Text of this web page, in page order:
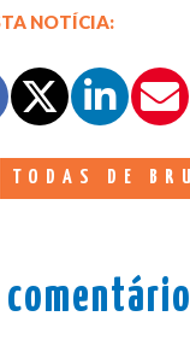
NOTÍCIA:
TODAS DE
comentário